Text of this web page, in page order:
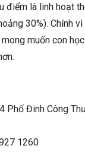
điểm là linh hoạt
30%). Chính
muốn con
Phố Đinh Công
1260